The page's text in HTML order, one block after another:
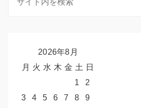
2026年8月
月 火 水 木 金 土 日
1
2
3
4 5 6 7 8
9